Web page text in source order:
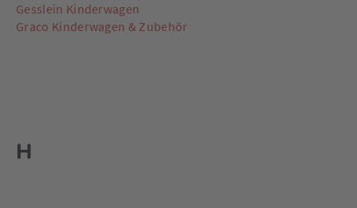
Gesslein Kinderwagen
Graco Kinderwagen & Zubehör
H